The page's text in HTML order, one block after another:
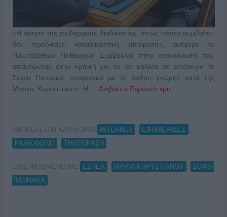
«Η κίνηση της πειθαρχικής διαδικασίας, όπως πάντα συμβαίνει,
δεν προδικάζει καταδικαστική απόφαση», ανέφερε το
Πρωτοβάθμιο Πειθαρχικό Συμβούλιο στην ανακοίνωσή του,
απαντώντας στην κριτική για το ότι κάλεσε σε απολογία τη
Σοφία Γιαννακά, αναφορικά με το άρθρο γνώμης κατά της
Μαρίας Καρυστιανού. Η … Διαβάστε Περισσότερα...
ΑΝΗΚΕΙ ΣΤΗΝ ΚΑΤΗΓΟΡΙΑ: INTERNET ΕΦΗΜΕΡΙΔΕΣ
ΡΑΔΙΟΦΩΝΟ
ΤΗΛΕΟΡΑΣΗ
ΕΠΙΣΗΜΑΣΜΕΝΟ ΜΕ: ΕΣΗΕΑ ΜΑΡΙΑ ΚΑΡΥΣΤΙΑΝΟΥ
ΣΟΦΙΑ
ΓΙΑΝΝΑΚΑ